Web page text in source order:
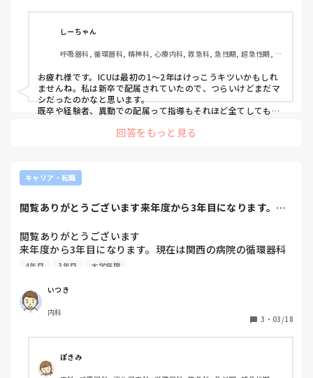
す、、、。皆さまはこの状況をどうされますか？またどうや
って勉強しましたか？ご意見があれば教えてください。
しーちゃん
呼吸器科, 循環器科, 精神科, 心療内科, 救急科, 急性期, 超急性期,
お疲れ様です。ICUは最初の1〜2年はけっこうキツいかもしれ
ませんね。私は新卒で配属されていたので、つらいけどまだマ
シだったのかなと思います。
既卒や経験者、異動での配属って指導もそれほど全てしてもら
でもオペ室での経験ってICUの人にとってはすごく心強いんじ
ただストレスも強い環境なので、無理はしないでください。合
わないと感じたら無理する必要はないです。
回答をもっと見る
キャリア・転職
閲覧ありがとうございます来年度から3年目になります。現
閲覧ありがとうございます
来年度から3年目になります。現在は関西の病院の循環器科
で働いています。
東京の大学病院や総合病院に興味があり、詳しい人がいれば
教えていただきたいです。
よろしくお願いします
4年目 3年目 大学病院
いつき
内科
3 ・ 03/18
ぽきみ